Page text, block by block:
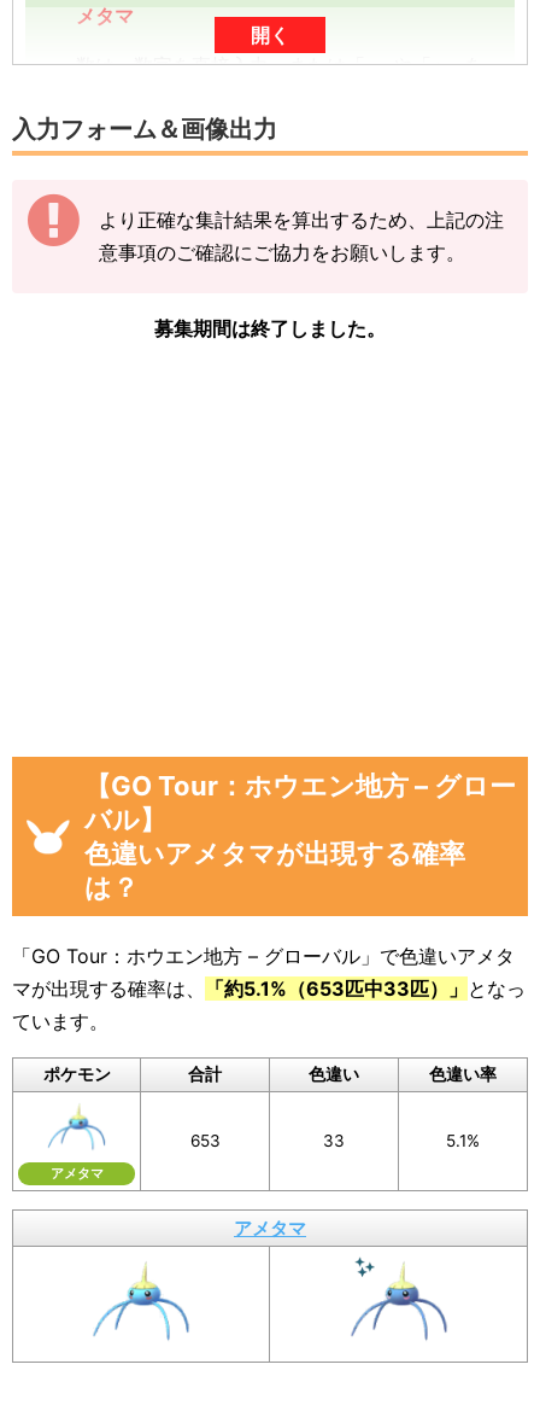
メタマ
数は、数字を直接入力、または「-」や「+」を
数字は、前回の入力内容に追加分を加算する形
【例】
途中結果が3匹→まずは「3」で送信
2」して「5」で送信
画像や集計結果の分母（見つけた数）には、
「現時点のアメタマを見つけた数(イベント開始
後)」から「イベント開始前のアメタマを見つけ
た数」を引いた数が自動計算され反映されるよ
うになっています。
モンに遭遇した数をぜひ教えてください。
入力いただいた遭遇状況と「フリーコメント」
のログに公開されます。
画像を保存することもできるので、X（旧Twitte
r）などSNSでの共有にもぜひご活用ください。
イベント参加前に図鑑の「見つけた数」をスク
ショ、またはメモしておくと便利
開く
入力フォーム＆画像出力
より正確な集計結果を算出するため、上記の注
意事項のご確認にご協力をお願いします。
募集期間は終了しました。
【GO Tour：ホウエン地方 – グロー
バル】
色違いアメタマが出現する確率
は？
「GO Tour：ホウエン地方 – グローバル」で色違いアメタ
マが出現する確率は、
「約5.1%（653匹中33匹）」 となっ
ています。
ポケモン 合計 色違い 色違い率
アメタマ
653 33 5.1%
アメタマ